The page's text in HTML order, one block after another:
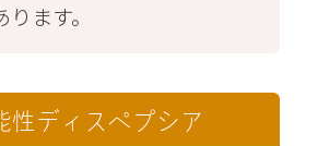
ます。
性ディスペプシア